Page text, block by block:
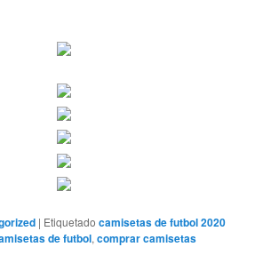
| Etiquetado camisetas de futbol 2020
de futbol,comprar camisetas